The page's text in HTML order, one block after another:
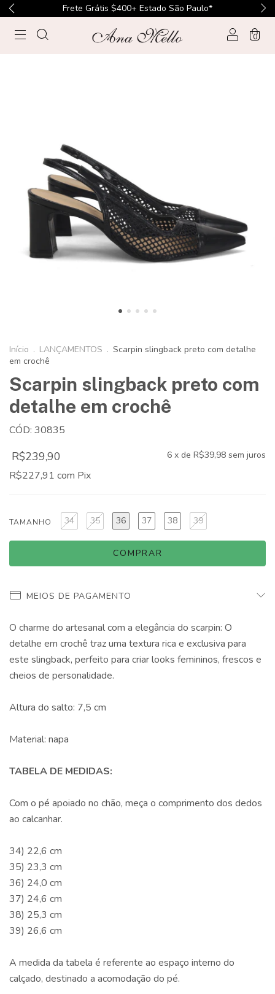
Frete Grátis $400+ Estado São Paulo*
0
Início . LANÇAMENTOS . Scarpin slingback preto com detalhe
em crochê
Scarpin slingback preto com
detalhe em crochê
CÓD: 30835
R$239,90 6 x de R$39,98 sem juros
R$227,91 com Pix
TAMANHO 34 35 36 37 38 39
MEIOS DE PAGAMENTO
O charme do artesanal com a elegância do scarpin: O
detalhe em crochê traz uma textura rica e exclusiva para
este slingback, perfeito para criar looks femininos, frescos e
cheios de personalidade.
Altura do salto: 7,5 cm
Material: napa
TABELA DE MEDIDAS:
Com o pé apoiado no chão, meça o comprimento dos dedos
ao calcanhar.
34) 22,6 cm
35) 23,3 cm
36) 24,0 cm
37) 24,6 cm
38) 25,3 cm
39) 26,6 cm
A medida da tabela é referente ao espaço interno do
calçado, destinado a acomodação do pé.